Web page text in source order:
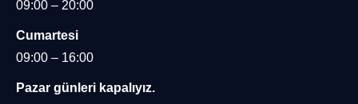
09:00 – 20:00
Cumartesi
09:00 – 16:00
Pazar günleri kapalıyız.